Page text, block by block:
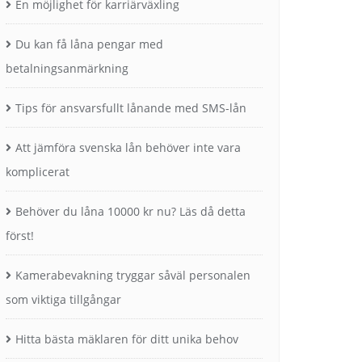
En möjlighet för karriärväxling
Du kan få låna pengar med
betalningsanmärkning
Tips för ansvarsfullt lånande med SMS-lån
Att jämföra svenska lån behöver inte vara
komplicerat
Behöver du låna 10000 kr nu? Läs då detta
först!
Kamerabevakning tryggar såväl personalen
som viktiga tillgångar
Hitta bästa mäklaren för ditt unika behov